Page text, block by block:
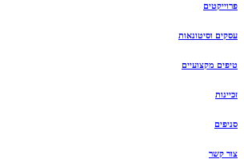
פרוייקטים
עסקים וסיטונאות
טיפים מקצועיים
זכיינות
סניפים
צור קשר